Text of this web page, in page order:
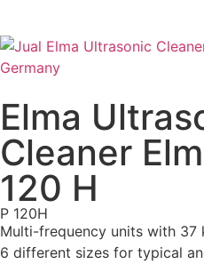
Elma
Cleaner
120 H
P 120H
Multi-frequency units with 37
6 different sizes for typical